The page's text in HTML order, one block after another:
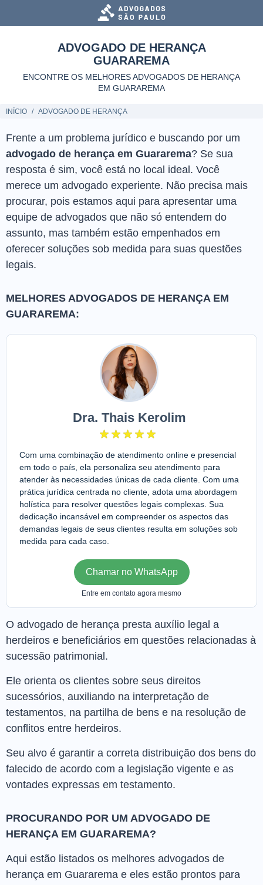
ADVOGADO DE HERANÇA
GUARAREMA
ENCONTRE OS MELHORES ADVOGADOS DE HERANÇA
EM GUARAREMA
INÍCIO ADVOGADO DE HERANÇA
Frente a um problema jurídico e buscando por um
advogado de herança em Guararema? Se sua
resposta é sim, você está no local ideal. Você
merece um advogado experiente. Não precisa mais
procurar, pois estamos aqui para apresentar uma
equipe de advogados que não só entendem do
assunto, mas também estão empenhados em
oferecer soluções sob medida para suas questões
legais.
MELHORES ADVOGADOS DE HERANÇA EM
GUARAREMA:
Dra. Thais Kerolim
Com uma combinação de atendimento online e presencial
em todo o país, ela personaliza seu atendimento para
atender às necessidades únicas de cada cliente. Com uma
prática jurídica centrada no cliente, adota uma abordagem
holística para resolver questões legais complexas. Sua
dedicação incansável em compreender os aspectos das
demandas legais de seus clientes resulta em soluções sob
medida para cada caso.
Chamar no WhatsApp
Entre em contato agora mesmo
O advogado de herança presta auxílio legal a
herdeiros e beneficiários em questões relacionadas à
sucessão patrimonial.
Ele orienta os clientes sobre seus direitos
sucessórios, auxiliando na interpretação de
testamentos, na partilha de bens e na resolução de
conflitos entre herdeiros.
Seu alvo é garantir a correta distribuição dos bens do
falecido de acordo com a legislação vigente e as
vontades expressas em testamento.
PROCURANDO POR UM ADVOGADO DE
HERANÇA EM GUARAREMA?
Aqui estão listados os melhores advogados de
herança em Guararema e eles estão prontos para